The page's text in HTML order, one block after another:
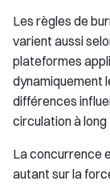
Les règles de
varient aussi
plateformes
dynamiquement
différences
circulation à
La concurrence
autant sur la